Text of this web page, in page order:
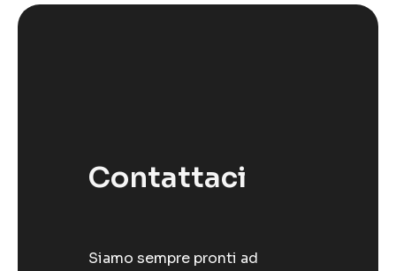
Contattaci
Siamo sempre pronti ad